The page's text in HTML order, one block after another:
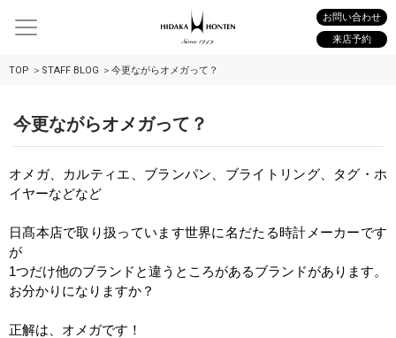
お問い合わせ
来店予約
TOP STAFF BLOG 今更ながらオメガって？
今更ながらオメガって？
オメガ、カルティエ、ブランパン、ブライトリング、タグ・ホ
イヤーなどなど
日髙本店で取り扱っています世界に名だたる時計メーカーです
が
1つだけ他のブランドと違うところがあるブランドがあります。
お分かりになりますか？
正解は、オメガです！